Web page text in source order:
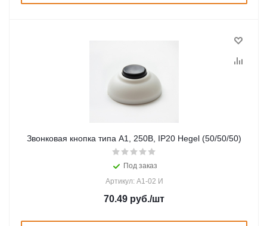
Звонковая кнопка типа А1, 250В, IP20 Hegel (50/50/50)
Под заказ
Артикул: А1-02 И
70.49 руб./шт